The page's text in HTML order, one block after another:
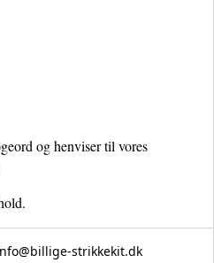
og henviser til vores
strikkekit.dk